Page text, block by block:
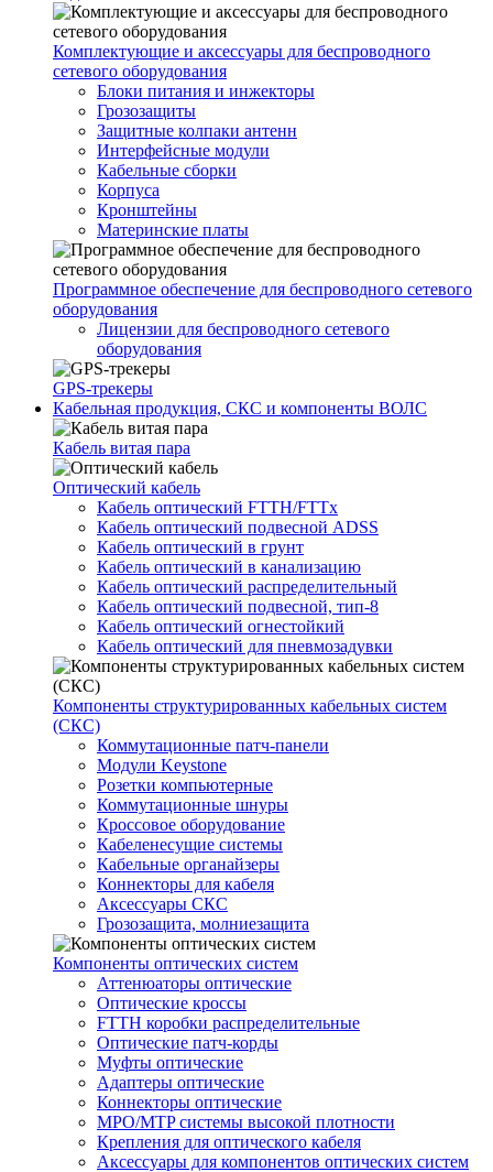
Комплектующие и аксессуары для беспроводного
сетевого оборудования
Блоки питания и инжекторы
Грозозащиты
Защитные колпаки антенн
Интерфейсные модули
Кабельные сборки
Корпуса
Кронштейны
Материнские платы
Программное обеспечение для беспроводного сетевого
оборудования
Лицензии для беспроводного сетевого
оборудования
GPS-трекеры
Кабельная продукция, СКС и компоненты ВОЛС
Кабель витая пара
Оптический кабель
Кабель оптический FTTH/FTTx
Кабель оптический подвесной ADSS
Кабель оптический в грунт
Кабель оптический в канализацию
Кабель оптический распределительный
Кабель оптический подвесной, тип-8
Кабель оптический огнестойкий
Кабель оптический для пневмозадувки
Компоненты структурированных кабельных систем
(СКС)
Коммутационные патч-панели
Модули Keystone
Розетки компьютерные
Коммутационные шнуры
Кроссовое оборудование
Кабеленесущие системы
Кабельные органайзеры
Коннекторы для кабеля
Аксессуары СКС
Грозозащита, молниезащита
Компоненты оптических систем
Аттенюаторы оптические
Оптические кроссы
FTTH коробки распределительные
Оптические патч-корды
Муфты оптические
Адаптеры оптические
Коннекторы оптические
MPO/MTP системы высокой плотности
Крепления для оптического кабеля
Аксессуары для компонентов оптических систем